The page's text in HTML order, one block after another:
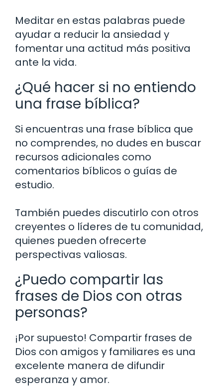
Meditar en estas palabras puede
ayudar a reducir la ansiedad y
fomentar una actitud más positiva
ante la vida.
¿Qué hacer si no entiendo
una frase bíblica?
Si encuentras una frase bíblica que
no comprendes, no dudes en buscar
recursos adicionales como
comentarios bíblicos o guías de
estudio.
También puedes discutirlo con otros
creyentes o líderes de tu comunidad,
quienes pueden ofrecerte
perspectivas valiosas.
¿Puedo compartir las
frases de Dios con otras
personas?
¡Por supuesto! Compartir frases de
Dios con amigos y familiares es una
excelente manera de difundir
esperanza y amor.